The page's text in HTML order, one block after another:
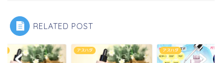
RELATED POST
アスハダ アスハダ